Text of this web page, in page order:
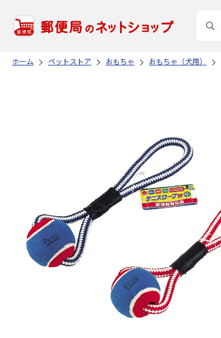
ホーム ペットストア おもちゃ おもちゃ（犬用）